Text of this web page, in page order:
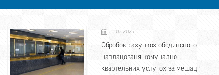
11.03.2025.
Обробок рахункох обєдинєного
наплацованя комунално-
квартельних услугох за мешац